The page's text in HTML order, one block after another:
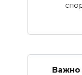
Важно